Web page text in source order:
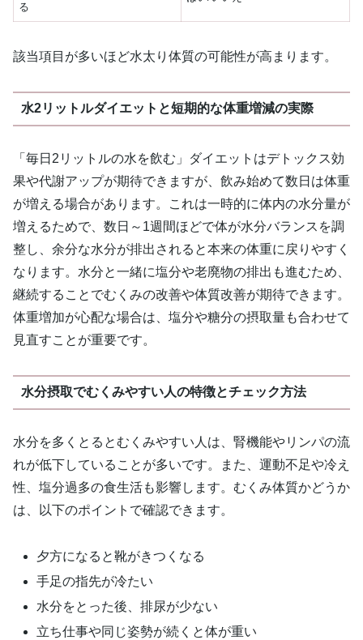
る
該当項目が多いほど水太り体質の可能性が高まります。
水2リットルダイエットと短期的な体重増減の実際
「毎日2リットルの水を飲む」ダイエットはデトックス効
果や代謝アップが期待できますが、飲み始めて数日は体重
が増える場合があります。これは一時的に体内の水分量が
増えるためで、数日～1週間ほどで体が水分バランスを調
整し、余分な水分が排出されると本来の体重に戻りやすく
なります。水分と一緒に塩分や老廃物の排出も進むため、
継続することでむくみの改善や体質改善が期待できます。
体重増加が心配な場合は、塩分や糖分の摂取量も合わせて
見直すことが重要です。
水分摂取でむくみやすい人の特徴とチェック方法
水分を多くとるとむくみやすい人は、腎機能やリンパの流
れが低下していることが多いです。また、運動不足や冷え
性、塩分過多の食生活も影響します。むくみ体質かどうか
は、以下のポイントで確認できます。
夕方になると靴がきつくなる
手足の指先が冷たい
水分をとった後、排尿が少ない
立ち仕事や同じ姿勢が続くと体が重い